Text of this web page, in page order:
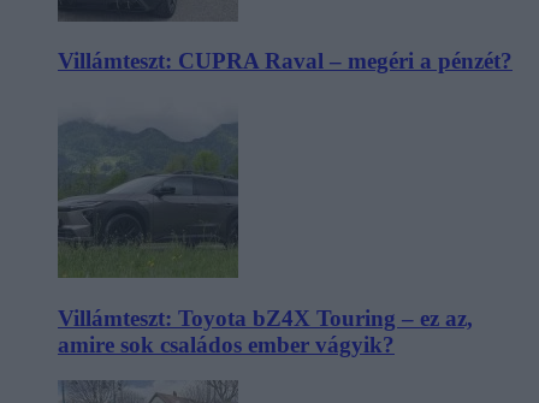
Villámteszt: CUPRA Raval – megéri a pénzét?
Villámteszt: Toyota bZ4X Touring – ez az,
amire sok családos ember vágyik?